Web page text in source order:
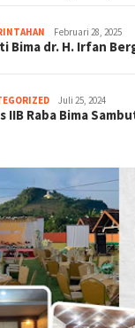
Februari 28, 2025
Bima dr. H. Irfan
Juli 25, 2024
IIB Raba Bima